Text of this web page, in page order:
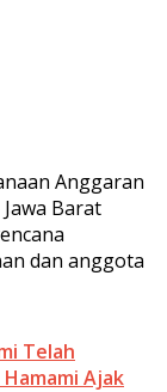
Anggaran
Barat
dan anggota
Telah
Ajak